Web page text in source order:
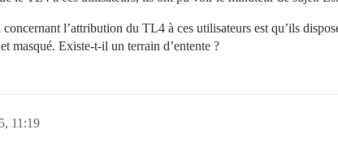
l’attribution du TL4 à ces utilisateurs est qu’ils
masqué. Existe-t-il un terrain d’entente ?
11:19